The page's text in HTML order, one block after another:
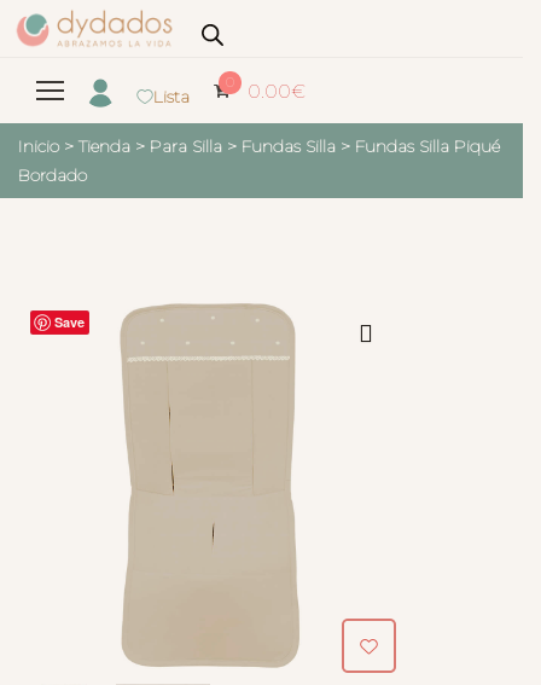
Lista
0 0.00€
Inicio > Tienda > Para Silla > Fundas Silla > Fundas Silla Piqué
Bordado
Save